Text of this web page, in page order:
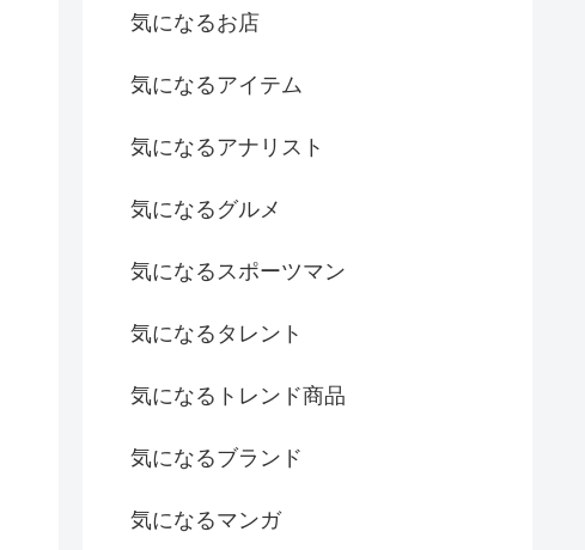
気になるお店
気になるアイテム
気になるアナリスト
気になるグルメ
気になるスポーツマン
気になるタレント
気になるトレンド商品
気になるブランド
気になるマンガ